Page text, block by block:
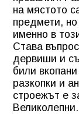
на мястото
предмети,
именно в
Става
дервиши и
били
разкопки и
строежът е
Великолепни.